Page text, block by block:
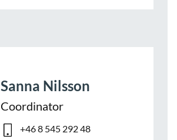
Sanna Nilsson
Coordinator
+46 8 545 292 48